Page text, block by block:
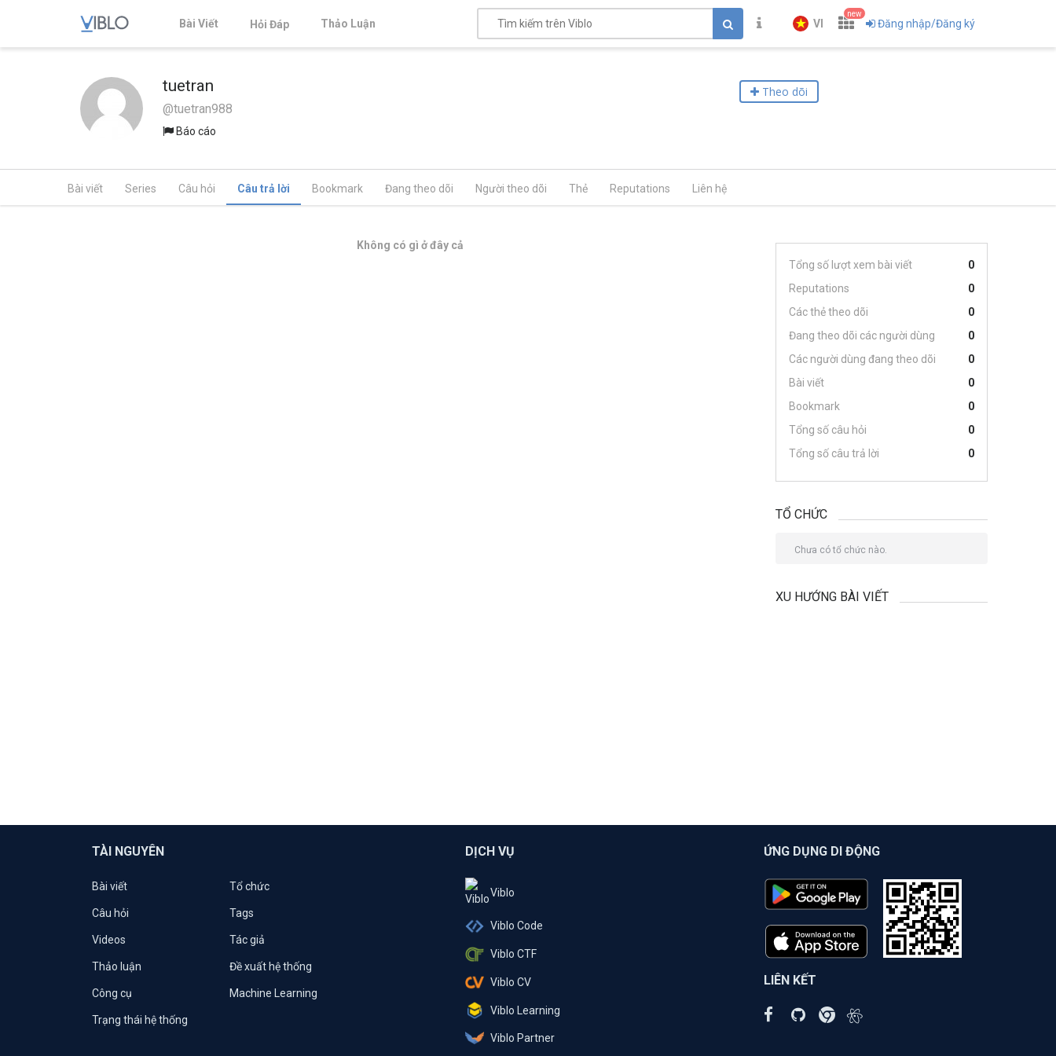
Bài Viết Hỏi Đáp Thảo Luận VI
new
Đăng nhập/Đăng ký
tuetran
@tuetran988
Báo cáo
Theo dõi
Bài viết Series Câu hỏi Câu trả lời Bookmark Đang theo dõi Người theo dõi Thẻ Reputations Liên hệ
Không có gì ở đây cả
Tổng số lượt xem bài viết
0
Reputations
0
Các thẻ theo dõi
0
Đang theo dõi các người dùng
0
Các người dùng đang theo dõi
0
Bài viết
0
Bookmark
0
Tổng số câu hỏi
0
Tổng số câu trả lời
0
TỔ CHỨC
Chưa có tổ chức nào.
XU HƯỚNG BÀI VIẾT
TÀI NGUYÊN
Bài viết Tổ chức
Câu hỏi Tags
Videos Tác giả
Thảo luận Đề xuất hệ thống
Công cụ Machine Learning
Trạng thái hệ thống
DỊCH VỤ
Viblo
Viblo Code
Viblo CTF
Viblo CV
Viblo Learning
Viblo Partner
ỨNG DỤNG DI ĐỘNG
LIÊN KẾT